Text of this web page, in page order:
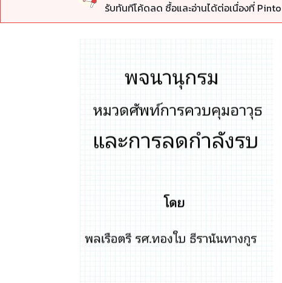
รับทันทีโค้ดลด ซื้อและอ่านได้ต่อเนื่องที่ Pinto